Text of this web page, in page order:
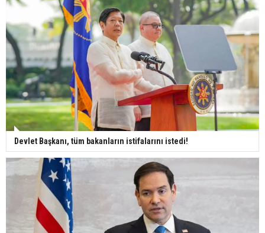
Devlet Başkanı, tüm bakanların istifalarını istedi!